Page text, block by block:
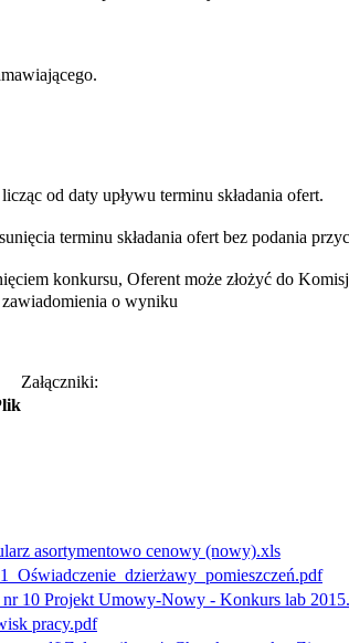
od daty upływu terminu składania ofert.
terminu składania ofert bez podania
konkursu, Oferent może złożyć do
o wyniku
Załączniki:
asortymentowo cenowy (nowy).xls
nr 10 Projekt Umowy-Nowy - Konkurs lab
pracy.pdf